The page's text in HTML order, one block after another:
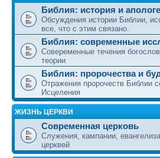
Библия: история и
Обсуждения истории Библии,
все, что с этим связано.
Библия: современные
Совеременные течения
теории
Библия: пророчества и
Отражения пророчеств Библии
Исцеления
ЖИЗНЬ ЦЕРКВИ
Современная церковь
Служения, кампании,
церквей